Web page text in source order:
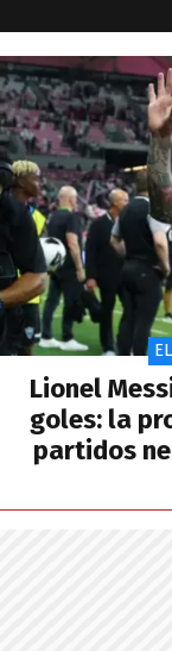
Lionel
goles: la
partidos